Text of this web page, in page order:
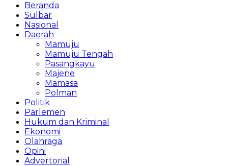
Beranda
Sulbar
Nasional
Daerah
Mamuju
Mamuju Tengah
Pasangkayu
Majene
Mamasa
Polman
Politik
Parlemen
Hukum dan Kriminal
Ekonomi
Olahraga
Opini
Advertorial